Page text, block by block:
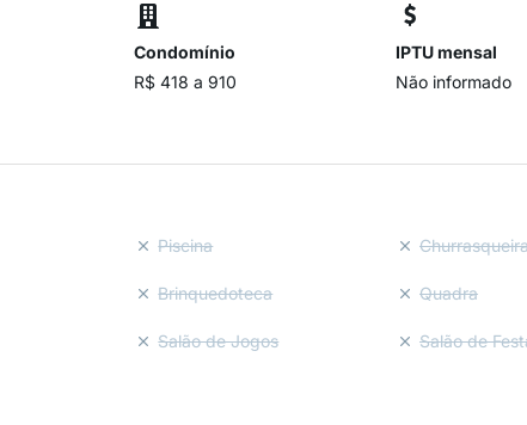
Condomínio
R$ 418 a 910
IPTU mensal
Não informado
Piscina
Brinquedoteca Quadra
Salão de Jogos Salão de